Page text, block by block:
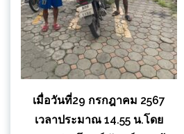
เมื่อวันที่29 กรกฎาคม 2567
เวลาประมาณ 14.55 น.โดย